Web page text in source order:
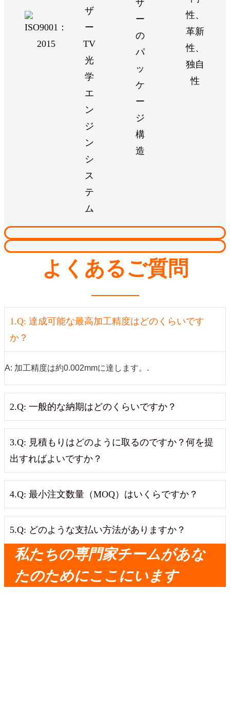
よくあるご質問
1.Q: 達成可能な最高加工精度はどのくらいです
か？
A: 加工精度は約0.002mmに達します。.
2.Q: 一般的な納期はどのくらいですか？
3.Q: 見積もりはどのように取るのですか？何を提
出すればよいですか？
4.Q: 最小注文数量（MOQ）はいくらですか？
5.Q: どのような支払い方法がありますか？
私たちの専門家チームがあな
たのためにここにいます